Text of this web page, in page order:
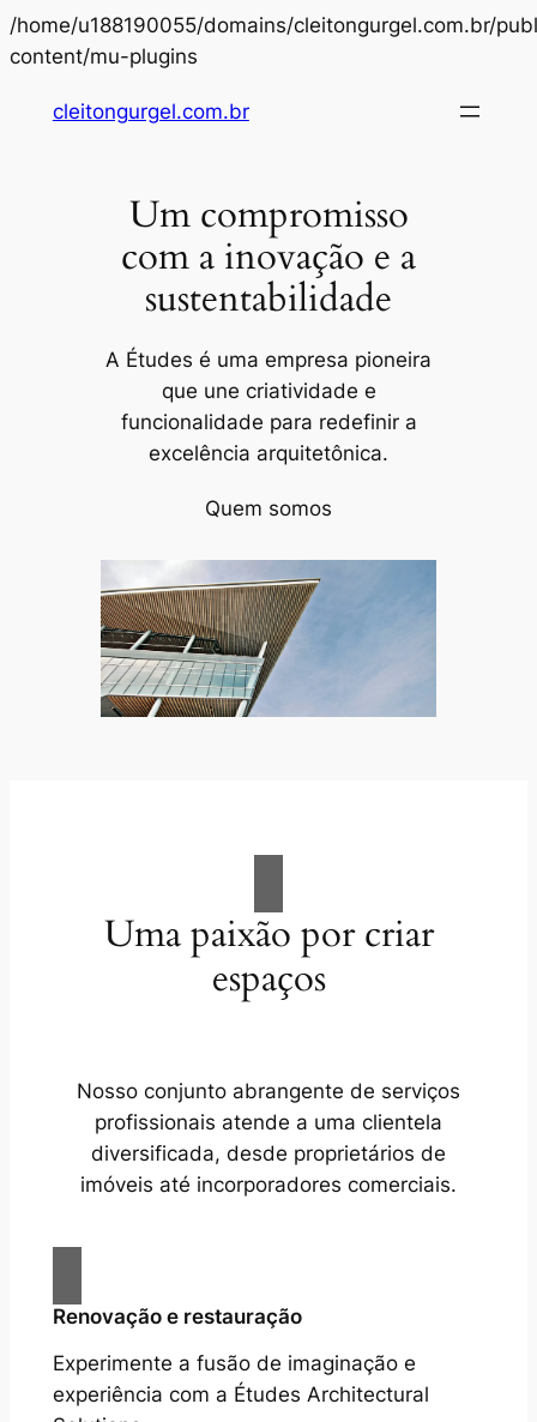
/home/u188190055/domains/cleitongurgel.com.br/
content/mu-plugins
o
cleitongurgel.com.br
Um compromisso
com a inovação e a
sustentabilidade
A Études é uma empresa pioneira
que une criatividade e
funcionalidade para redefinir a
excelência arquitetônica.
Quem somos
Uma paixão por criar
espaços
Nosso conjunto abrangente de serviços
profissionais atende a uma clientela
diversificada, desde proprietários de
imóveis até incorporadores comerciais.
Renovação e restauração
Experimente a fusão de imaginação e
experiência com a Études Architectural